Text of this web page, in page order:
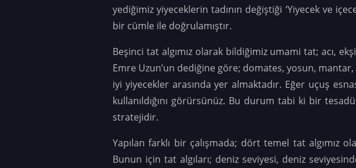
yediğimiz yiyeceklerin tadının değiştiği ‘Yiyecek ve
bir cümle ile doğrulamıştır.
Beşinci tat algımız olarak bildiğimiz umami tat; acı,
Emre Uzun’un dediğine göre; domates, yosun,
iyi yiyecekler arasında yer almaktadır. Eğer uçuş
kullanıldığını görürsünüz. Bu durum tabi ki bir
stratejidir.
Yapılan farklı bir çalışmada; dört temel tat algımız
Bunun için tat algıları; deniz seviyesi, deniz